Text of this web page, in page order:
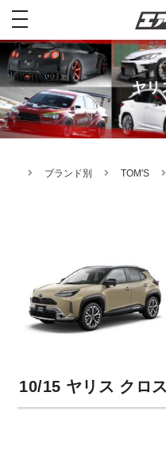
toggle
ヤリ
ブランド別 TOM'S
10/15 ヤリス クロス